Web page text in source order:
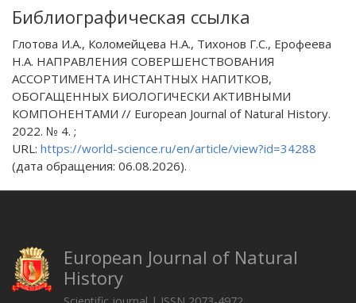
Библиографическая ссылка
Глотова И.А., Коломейцева Н.А., Тихонов Г.С., Ерофеева
Н.А. НАПРАВЛЕНИЯ СОВЕРШЕНСТВОВАНИЯ
АССОРТИМЕНТА ИНСТАНТНЫХ НАПИТКОВ,
ОБОГАЩЕННЫХ БИОЛОГИЧЕСКИ АКТИВНЫМИ
КОМПОНЕНТАМИ // European Journal of Natural History.
2022. № 4. ;
URL: https://world-science.ru/en/article/view?id=34288
(дата обращения: 06.08.2026).
European Journal of Natural
History